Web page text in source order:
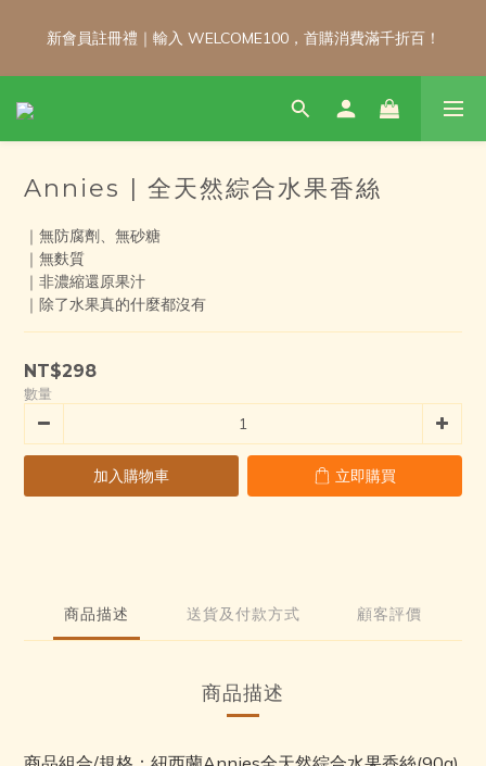
新會員註冊禮｜輸入 WELCOME100，首購消費滿千折百！
新會員註冊禮｜輸入 WELCOME100，首購消費滿千折百！
\ 免運門檻調整公告 / 6月1日起，常溫商品消費滿2,000免運！低溫
新會員註冊禮｜輸入 WELCOME100，首購消費滿千折百！
Annies | 全天然綜合水果香絲
｜無防腐劑、無砂糖
｜無麩質
｜非濃縮還原果汁
｜除了水果真的什麼都沒有
NT$298
數量
加入購物車 立即購買
商品描述 送貨及付款方式 顧客評價
商品描述